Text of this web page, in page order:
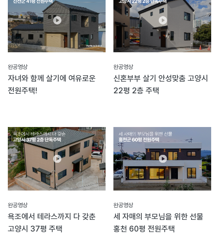
완공영상
자녀와 함께 살기에 여유로운
전원주택!
완공영상
신혼부부 살기 안성맞춤 고양시
22평 2층 주택
완공영상
욕조에서 테라스까지 다 갖춘
고양시 37평 주택
완공영상
세 자매의 부모님을 위한 선물
홍천 60평 전원주택